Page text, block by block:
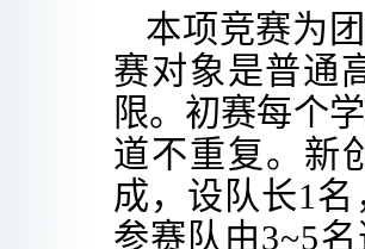
本项竞赛为
赛对象是普通
限。 初赛每个
道不重复。新
成，设队长1
参赛队由3~5